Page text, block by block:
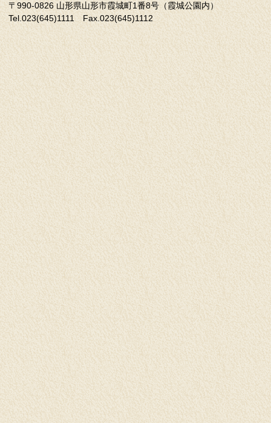
〒990-0826 山形県山形市霞城町1番8号（霞城公園内）
Tel.023(645)1111 Fax.023(645)1112